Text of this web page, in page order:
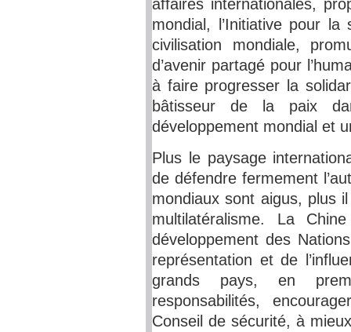
affaires internationales,
mondial, l’Initiative pour la
civilisation mondiale,
d’avenir partagé pour
à faire progresser la
bâtisseur de la paix
développement mondial et
Plus le paysage
de défendre fermement
mondiaux sont aigus, plus
multilatéralisme. La
développement des
représentation et de
grands pays, en
responsabilités,
Conseil de sécurité, à